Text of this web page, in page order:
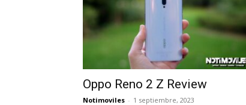
Oppo Reno 2 Z Review
Notimoviles - 1 septiembre, 2023